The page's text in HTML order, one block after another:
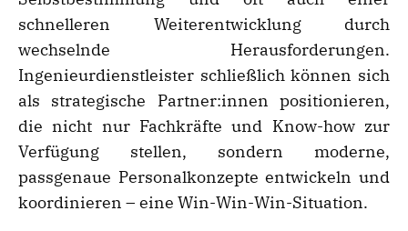
schnelleren Weiterentwicklung durch
wechselnde Herausforderungen.
Ingenieurdienstleister schließlich können sich
als strategische Partner:innen positionieren,
die nicht nur Fachkräfte und Know-how zur
Verfügung stellen, sondern moderne,
passgenaue Personalkonzepte entwickeln und
koordinieren – eine Win-Win-Win-Situation.